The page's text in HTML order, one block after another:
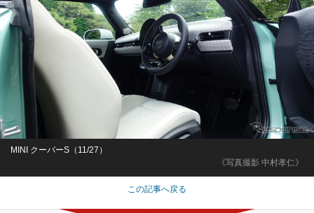
《写真撮影 中村孝仁》
MINI クーパーS（11/27）
この記事へ戻る